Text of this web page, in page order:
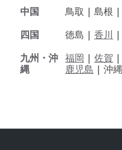
中国
鳥取 | 島根 |
四国
徳島 | 香川 |
九州・沖
縄
福岡 | 佐賀 |
鹿児島 | 沖縄